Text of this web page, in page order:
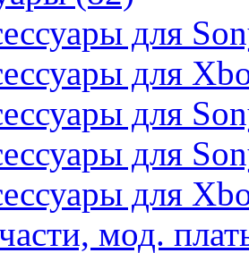
для
для
для
для
для
мод.